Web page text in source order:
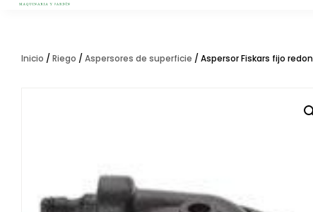
Inicio / Riego / Aspersores de superficie / Aspersor Fiskars fijo